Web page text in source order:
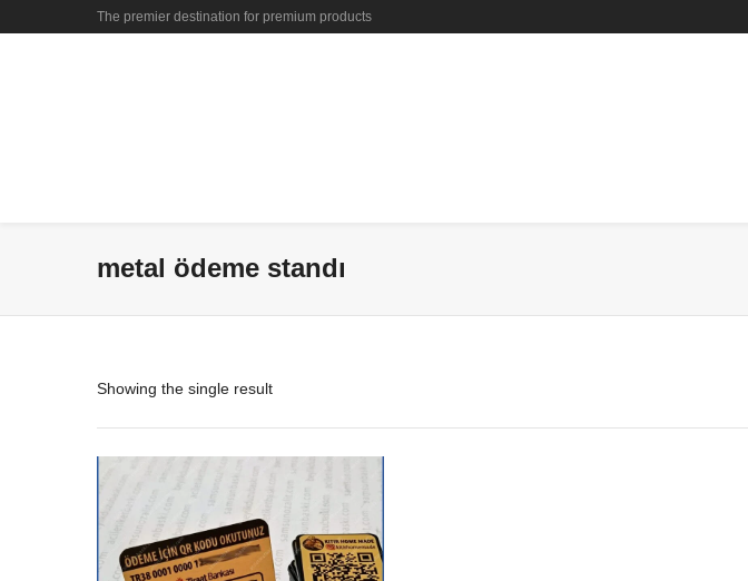
The premier destination for premium products
metal ödeme standı
Showing the single result